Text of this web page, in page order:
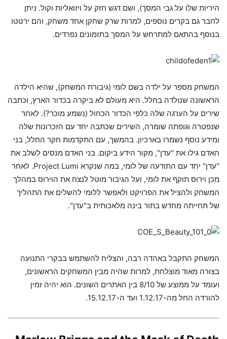
היריות שלו על גבי המסך), ושם דגש חזק על ויזואליות וקול. ניתן
לחבר גם בקרים נוספים, למרות שרק שחקן אחד משחק, והם ירטטו
בנוסף בהתאם למתרחש על המסך בתזמונים נפרדים.
המשחק מספר על ילדה בשם לומי (גיבורת המשחק), שהיא הילדה
הראשונה שנולדה בחלל. היא מעולם לא ביקרה בכדור הארץ, וכתבה
שירים על הערגה שלה כלפי הכדור הכחול (נשמע מוכר?). לאחר
שנפטרה וגופתה שומרה, השירים שכתבה יחד עם הזכרונות שלה
ומידע נוסף נשמרו בארכיון. בהמשך, עם התקדמות חקר החלל, בני
האדם גילו את "עדן", מקור הידע ביקום. בני האדם מנסים לשלב את
"עדן" יחד עם התודעה של לומי, במה שנקרא Project Lumi. לאחר
מכן וירוס תוקף את לומי, ועל הגיבור מוטל לנצח את הוירוס במהלך
המשחק ולהציל את הפרויקט ולאפשר ללומי להשלים את התהליך
של תחייתה מחדש בתור בינה מלאכותית ב"עדן".
המשחק התקבל באהדה רבה, והצליח להשתמש בבקרי התנועה
בצורה מאוד מוצלחת, למרות שהיה מבין המשחקים הראשונים,
ועומד על ממוצע של 8/10 בין האתרים השונים. הוא יהיה זמין
להורדה החל מה-1.12.17 ועד ה-15.12.17.